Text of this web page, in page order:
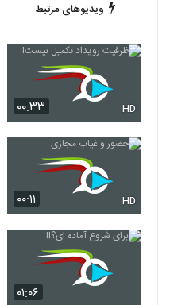
ویدیوهای مرتبط
۰۰:۳۳ HD
۰۰:۱۱ HD
۰۱:۰۶